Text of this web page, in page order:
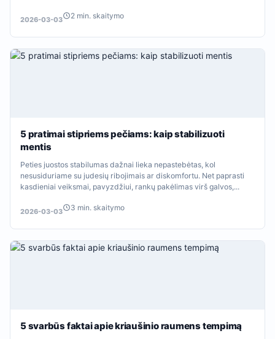
2026-03-03 2 min. skaitymo
5 pratimai stipriems pečiams: kaip stabilizuoti
mentis
Peties juostos stabilumas dažnai lieka nepastebėtas, kol
nesusiduriame su judesių ribojimais ar diskomfortu. Net paprasti
kasdieniai veiksmai, pavyzdžiui, rankų pakėlimas virš galvos,...
2026-03-03 3 min. skaitymo
5 svarbūs faktai apie kriaušinio raumens tempimą